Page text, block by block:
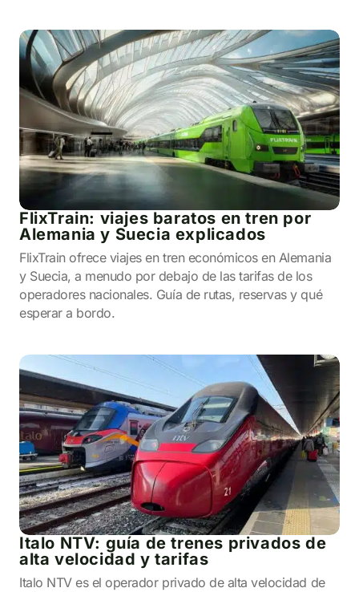
FlixTrain: viajes baratos en tren por
Alemania y Suecia explicados
FlixTrain ofrece viajes en tren económicos en Alemania
y Suecia, a menudo por debajo de las tarifas de los
operadores nacionales. Guía de rutas, reservas y qué
esperar a bordo.
Italo NTV: guía de trenes privados de
alta velocidad y tarifas
Italo NTV es el operador privado de alta velocidad de